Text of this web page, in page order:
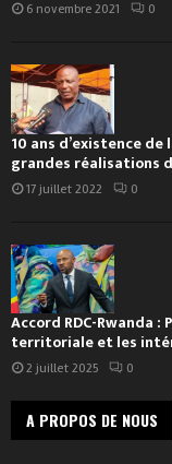
6 novembre 2021 0
10 ans d’existence de
grandes réalisations
17 juillet 2022 0
Accord RDC-Rwanda
territoriale et les
2 juillet 2025 0
A PROPOS DE NOUS